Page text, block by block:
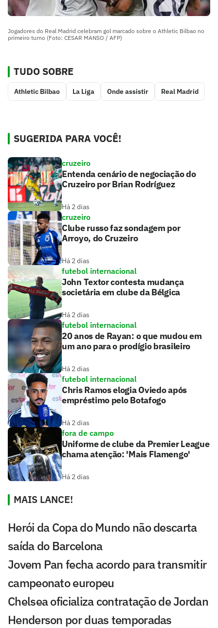
Jogadores do Real Madrid celebram gol marcado sobre o Athletic Bilbao no
primeiro turno (Foto: CESAR MANSO / AFP)
TUDO SOBRE
Athletic Bilbao La Liga Onde assistir Real Madrid
SUGERIDA PARA VOCÊ!
cruzeiro
Entenda cenário de negociação do
Cruzeiro por Brian Rodríguez
Há 2 dias
cruzeiro
Clube russo faz sondagem por
Arroyo, do Cruzeiro
Há 2 dias
futebol internacional
John Textor contesta mudança
societária em clube da Bélgica
Há 2 dias
futebol internacional
20 anos de Rayan: o que mudou em
um ano para o prodígio brasileiro
Há 2 dias
futebol internacional
Chris Ramos elogia Oviedo após
empréstimo pelo Botafogo
Há 2 dias
fora de campo
Uniforme de clube da Premier League
chama atenção: 'Mais Flamengo'
Há 2 dias
MAIS LANCE!
Herói da Copa do Mundo não descarta
saída do Barcelona
Jovem Pan fecha acordo para transmitir
campeonato europeu
Chelsea oficializa contratação de Jordan
Henderson por duas temporadas